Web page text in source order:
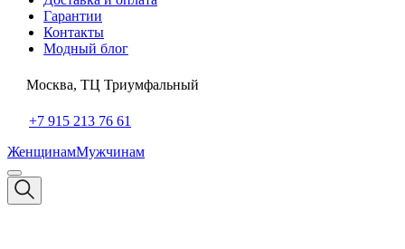
Гарантии
Контакты
Модный блог
Москва, ТЦ Триумфальный
+7 915 213 76 61
ЖенщинамМужчинам